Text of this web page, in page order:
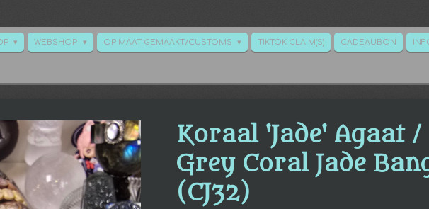
WEBSHOP OP MAAT GEMAAKT/CUSTOMS TIKTOK CLAIM(S) CADEAUBON
Koraal 'Jade' Agaat /
Grey Coral Jade
(CJ32)